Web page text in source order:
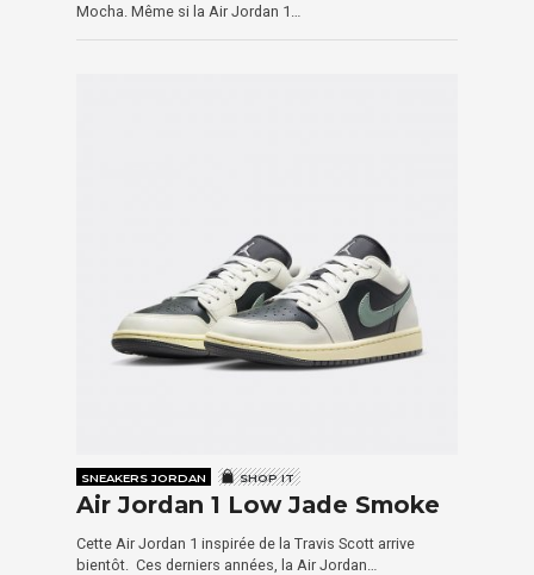
Mocha. Même si la Air Jordan 1…
SNEAKERS JORDAN SHOP IT
Air Jordan 1 Low Jade Smoke
Cette Air Jordan 1 inspirée de la Travis Scott arrive
bientôt. Ces derniers années, la Air Jordan…